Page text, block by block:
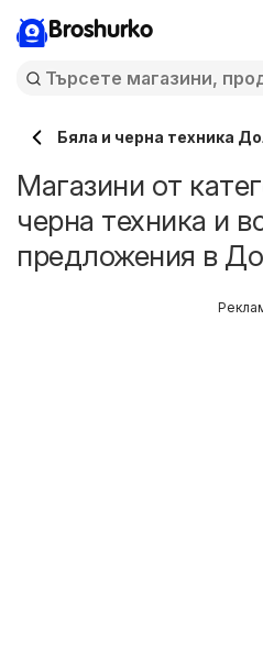
Broshurko
Бяла и черна техника
Магазини от
черна техника и
предложения в